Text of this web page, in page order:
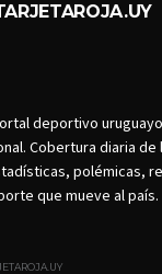
deportivo
Cobertura diaria de
polémicas,
que mueve al país.